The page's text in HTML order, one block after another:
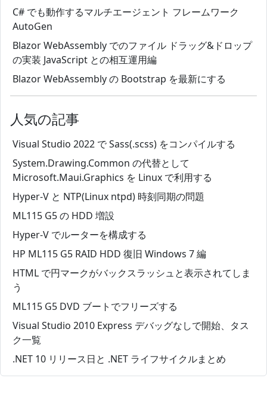
C# でも動作するマルチエージェント フレームワーク
AutoGen
Blazor WebAssembly でのファイル ドラッグ&ドロップ
の実装 JavaScript との相互運用編
Blazor WebAssembly の Bootstrap を最新にする
人気の記事
Visual Studio 2022 で Sass(.scss) をコンパイルする
System.Drawing.Common の代替として
Microsoft.Maui.Graphics を Linux で利用する
Hyper-V と NTP(Linux ntpd) 時刻同期の問題
ML115 G5 の HDD 増設
Hyper-V でルーターを構成する
HP ML115 G5 RAID HDD 復旧 Windows 7 編
HTML で円マークがバックスラッシュと表示されてしま
う
ML115 G5 DVD ブートでフリーズする
Visual Studio 2010 Express デバッグなしで開始、タス
ク一覧
.NET 10 リリース日と .NET ライフサイクルまとめ